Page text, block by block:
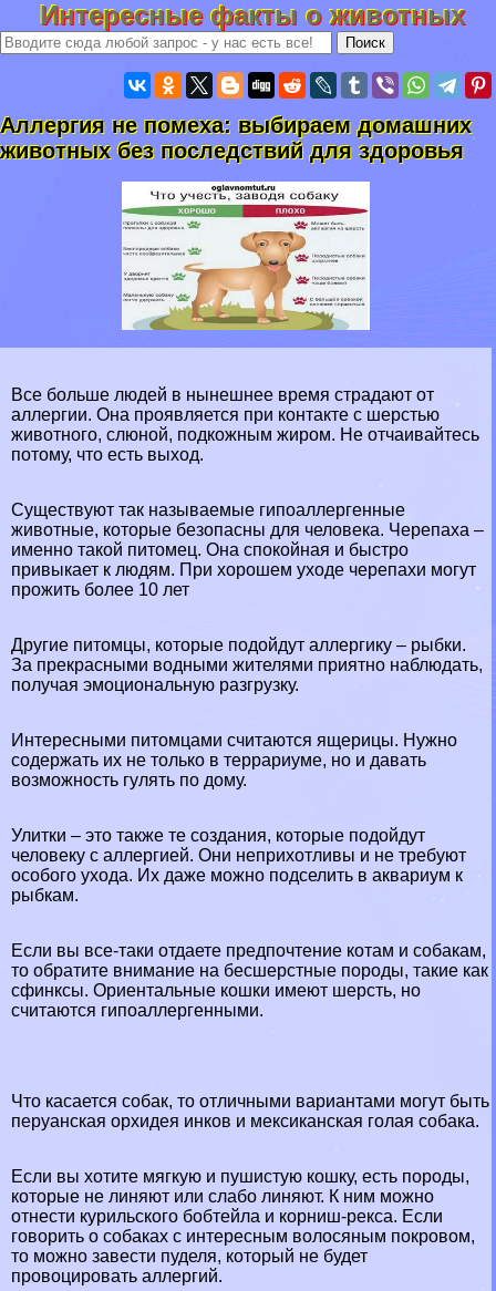
Интересные факты о животных
Аллергия не помеха: выбираем домашних
животных без последствий для здоровья
Все больше людей в нынешнее время страдают от
аллергии. Она проявляется при контакте с шерстью
животного, слюной, подкожным жиром. Не отчаивайтесь
потому, что есть выход.
Существуют так называемые гипоаллергенные
животные, которые безопасны для человека. Черепаха –
именно такой питомец. Она спокойная и быстро
привыкает к людям. При хорошем уходе черепахи могут
прожить более 10 лет
Другие питомцы, которые подойдут аллергику – рыбки.
За прекрасными водными жителями приятно наблюдать,
получая эмоциональную разгрузку.
Интересными питомцами считаются ящерицы. Нужно
содержать их не только в террариуме, но и давать
возможность гулять по дому.
Улитки – это также те создания, которые подойдут
человеку с аллергией. Они неприхотливы и не требуют
особого ухода. Их даже можно подселить в аквариум к
рыбкам.
Если вы все-таки отдаете предпочтение котам и собакам,
то обратите внимание на бесшерстные породы, такие как
сфинксы. Ориентальные кошки имеют шерсть, но
считаются гипоаллергенными.
Что касается собак, то отличными вариантами могут быть
перуанская орхидея инков и мексиканская гoлая собака.
Если вы хотите мягкую и пушистую кошку, есть породы,
которые не линяют или слабо линяют. К ним можно
отнести курильского бобтейла и корниш-рекса. Если
говорить о собаках с интересным волосяным покровом,
то можно завести пуделя, который не будет
провоцировать аллергий.